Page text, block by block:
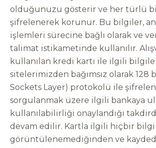
olduğunuzu gösterir ve her türlü
şifrelenerek korunur. Bu bilgiler,
işlemleri sürecine bağlı olarak ve
talimat istikametinde kullanılır.
kullanılan kredi kartı ile ilgili
sitelerimizden bağımsız olarak 128
Sockets Layer) protokolü ile
sorgulanmak üzere ilgili bankaya
kullanılabilirliği onaylandığı
devam edilir. Kartla ilgili hiçbir bilgi
görüntülenemediğinden ve